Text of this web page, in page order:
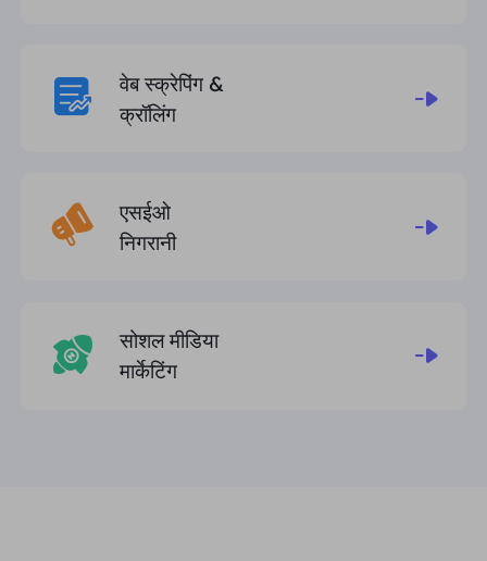
वेब स्क्रेपिंग &
क्रॉलिंग
एसईओ
निगरानी
सोशल मीडिया
मार्केटिंग